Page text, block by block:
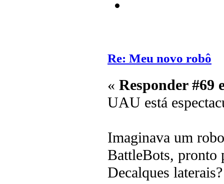
Re: Meu novo robô
« Responder #69
UAU está
Imaginava um
BattleBots, pronto
Decalques laterais?